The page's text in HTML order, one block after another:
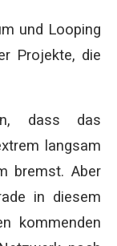
und Looping
Projekte, die
dass das
langsam
bremst. Aber
in diesem
kommenden